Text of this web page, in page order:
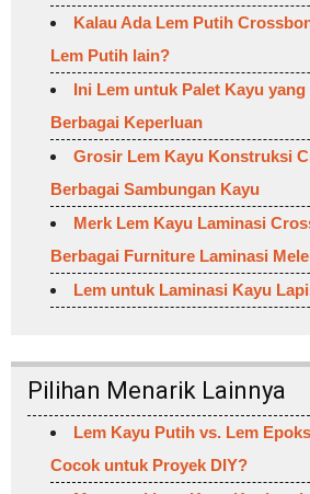
Kalau Ada Lem Putih
Lem Putih lain?
Ini Lem untuk Palet Kayu
Berbagai Keperluan
Grosir Lem Kayu Konstruksi
Berbagai Sambungan Kayu
Merk Lem Kayu Laminasi
Berbagai Furniture Laminasi
Lem untuk Laminasi Kayu
Pilihan Menarik Lainnya
Lem Kayu Putih vs. Lem
Cocok untuk Proyek DIY?